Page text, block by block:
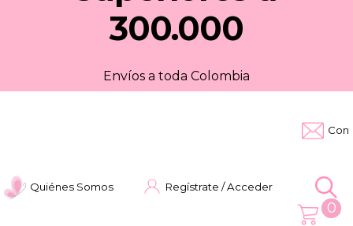
300.000
Envíos a toda Colombia
Quiénes Somos Regístrate / Acceder
0